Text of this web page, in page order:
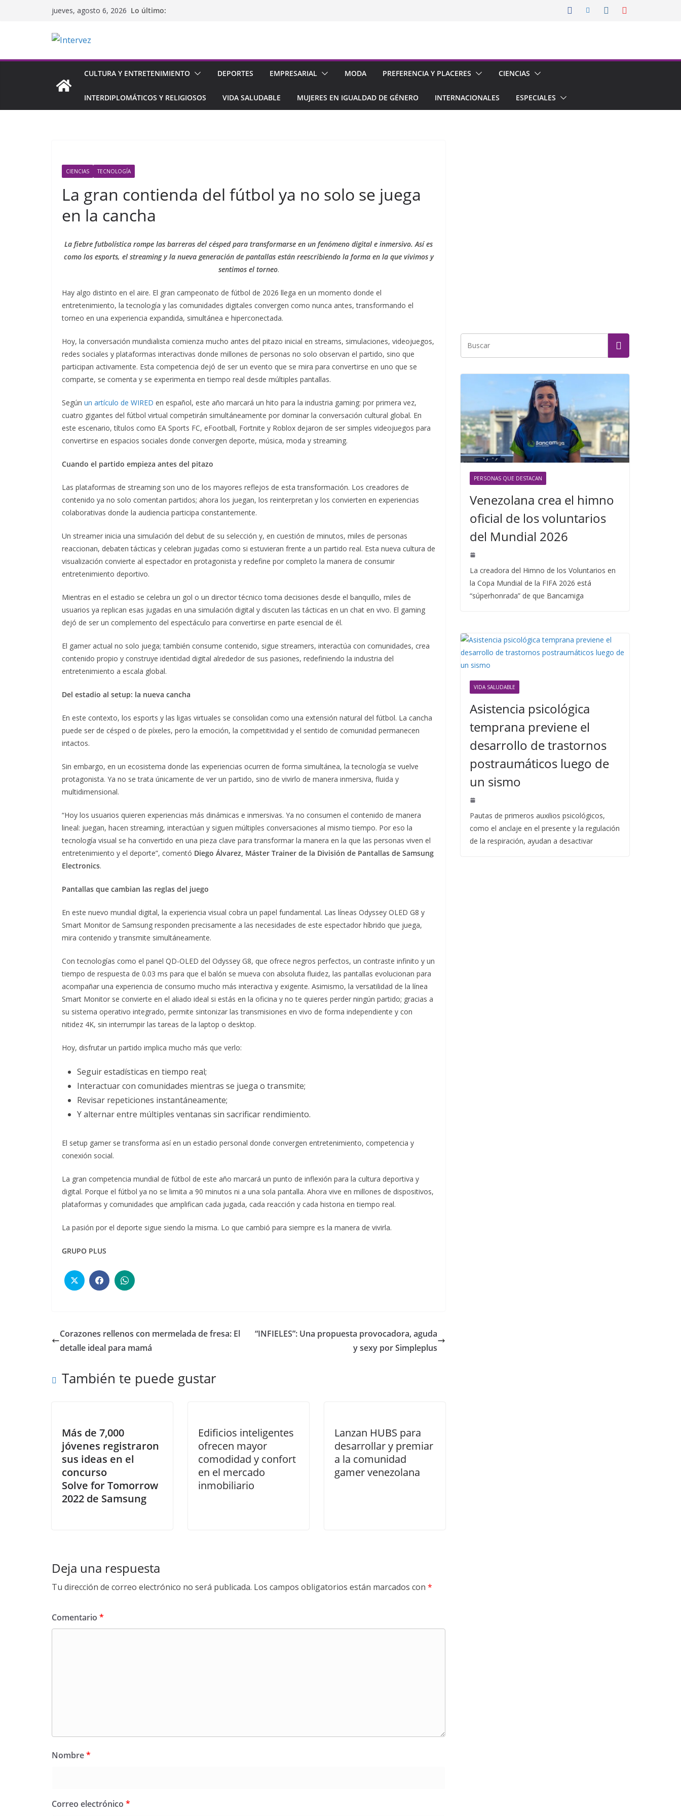
jueves, agosto 6, 2026 Lo último:
CULTURA Y ENTRETENIMIENTO DEPORTES EMPRESARIAL MODA PREFERENCIA Y PLACERES CIENCIAS
INTERDIPLOMÁTICOS Y RELIGIOSOS VIDA SALUDABLE MUJERES EN IGUALDAD DE GÉNERO INTERNACIONALES ESPECIALES
CIENCIAS TECNOLOGÍA
La gran contienda del fútbol ya no solo se juega
en la cancha
La fiebre futbolística rompe las barreras del césped para transformarse en un fenómeno digital e inmersivo. Así es
como los esports, el streaming y la nueva generación de pantallas están reescribiendo la forma en la que vivimos y
sentimos el torneo.
Hay algo distinto en el aire. El gran campeonato de fútbol de 2026 llega en un momento donde el
entretenimiento, la tecnología y las comunidades digitales convergen como nunca antes, transformando el
torneo en una experiencia expandida, simultánea e hiperconectada.
Hoy, la conversación mundialista comienza mucho antes del pitazo inicial en streams, simulaciones, videojuegos,
redes sociales y plataformas interactivas donde millones de personas no solo observan el partido, sino que
participan activamente. Esta competencia dejó de ser un evento que se mira para convertirse en uno que se
comparte, se comenta y se experimenta en tiempo real desde múltiples pantallas.
Según un artículo de WIRED en español, este año marcará un hito para la industria gaming: por primera vez,
cuatro gigantes del fútbol virtual competirán simultáneamente por dominar la conversación cultural global. En
este escenario, títulos como EA Sports FC, eFootball, Fortnite y Roblox dejaron de ser simples videojuegos para
convertirse en espacios sociales donde convergen deporte, música, moda y streaming.
Cuando el partido empieza antes del pitazo
Las plataformas de streaming son uno de los mayores reflejos de esta transformación. Los creadores de
contenido ya no solo comentan partidos; ahora los juegan, los reinterpretan y los convierten en experiencias
colaborativas donde la audiencia participa constantemente.
Un streamer inicia una simulación del debut de su selección y, en cuestión de minutos, miles de personas
reaccionan, debaten tácticas y celebran jugadas como si estuvieran frente a un partido real. Esta nueva cultura de
visualización convierte al espectador en protagonista y redefine por completo la manera de consumir
entretenimiento deportivo.
Mientras en el estadio se celebra un gol o un director técnico toma decisiones desde el banquillo, miles de
usuarios ya replican esas jugadas en una simulación digital y discuten las tácticas en un chat en vivo. El gaming
dejó de ser un complemento del espectáculo para convertirse en parte esencial de él.
El gamer actual no solo juega; también consume contenido, sigue streamers, interactúa con comunidades, crea
contenido propio y construye identidad digital alrededor de sus pasiones, redefiniendo la industria del
entretenimiento a escala global.
Del estadio al setup: la nueva cancha
En este contexto, los esports y las ligas virtuales se consolidan como una extensión natural del fútbol. La cancha
puede ser de césped o de píxeles, pero la emoción, la competitividad y el sentido de comunidad permanecen
intactos.
Sin embargo, en un ecosistema donde las experiencias ocurren de forma simultánea, la tecnología se vuelve
protagonista. Ya no se trata únicamente de ver un partido, sino de vivirlo de manera inmersiva, fluida y
multidimensional.
“Hoy los usuarios quieren experiencias más dinámicas e inmersivas. Ya no consumen el contenido de manera
lineal: juegan, hacen streaming, interactúan y siguen múltiples conversaciones al mismo tiempo. Por eso la
tecnología visual se ha convertido en una pieza clave para transformar la manera en la que las personas viven el
entretenimiento y el deporte”, comentó Diego Álvarez, Máster Trainer de la División de Pantallas de Samsung
Electronics.
Pantallas que cambian las reglas del juego
En este nuevo mundial digital, la experiencia visual cobra un papel fundamental. Las líneas Odyssey OLED G8 y
Smart Monitor de Samsung responden precisamente a las necesidades de este espectador híbrido que juega,
mira contenido y transmite simultáneamente.
Con tecnologías como el panel QD-OLED del Odyssey G8, que ofrece negros perfectos, un contraste infinito y un
tiempo de respuesta de 0.03 ms para que el balón se mueva con absoluta fluidez, las pantallas evolucionan para
acompañar una experiencia de consumo mucho más interactiva y exigente. Asimismo, la versatilidad de la línea
Smart Monitor se convierte en el aliado ideal si estás en la oficina y no te quieres perder ningún partido; gracias a
su sistema operativo integrado, permite sintonizar las transmisiones en vivo de forma independiente y con
nitidez 4K, sin interrumpir las tareas de la laptop o desktop.
Hoy, disfrutar un partido implica mucho más que verlo:
Seguir estadísticas en tiempo real;
Interactuar con comunidades mientras se juega o transmite;
Revisar repeticiones instantáneamente;
Y alternar entre múltiples ventanas sin sacrificar rendimiento.
El setup gamer se transforma así en un estadio personal donde convergen entretenimiento, competencia y
conexión social.
La gran competencia mundial de fútbol de este año marcará un punto de inflexión para la cultura deportiva y
digital. Porque el fútbol ya no se limita a 90 minutos ni a una sola pantalla. Ahora vive en millones de dispositivos,
plataformas y comunidades que amplifican cada jugada, cada reacción y cada historia en tiempo real.
La pasión por el deporte sigue siendo la misma. Lo que cambió para siempre es la manera de vivirla.
GRUPO PLUS
Corazones rellenos con mermelada de fresa: El
detalle ideal para mamá
“INFIELES”: Una propuesta provocadora, aguda
y sexy por Simpleplus
También te puede gustar
Más de 7,000
jóvenes registraron
sus ideas en el
concurso
Solve for Tomorrow
2022 de Samsung
Edificios inteligentes
ofrecen mayor
comodidad y confort
en el mercado
inmobiliario
Lanzan HUBS para
desarrollar y premiar
a la comunidad
gamer venezolana
Deja una respuesta
Tu dirección de correo electrónico no será publicada. Los campos obligatorios están marcados con *
Comentario *
Nombre*
Correo electrónico *
PERSONAS QUE DESTACAN
Venezolana crea el himno
oficial de los voluntarios
del Mundial 2026
La creadora del Himno de los Voluntarios en
la Copa Mundial de la FIFA 2026 está
“súperhonrada” de que Bancamiga
VIDA SALUDABLE
Asistencia psicológica
temprana previene el
desarrollo de trastornos
postraumáticos luego de
un sismo
Pautas de primeros auxilios psicológicos,
como el anclaje en el presente y la regulación
de la respiración, ayudan a desactivar